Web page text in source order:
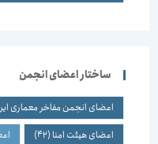
ساختار اعضای انجمن
اعضای انجمن مفاخر معماری ایران(206)
اعضای هیئت امنا (42)